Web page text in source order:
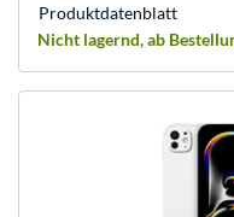
Nicht lagernd, ab
Produkt­datenblatt